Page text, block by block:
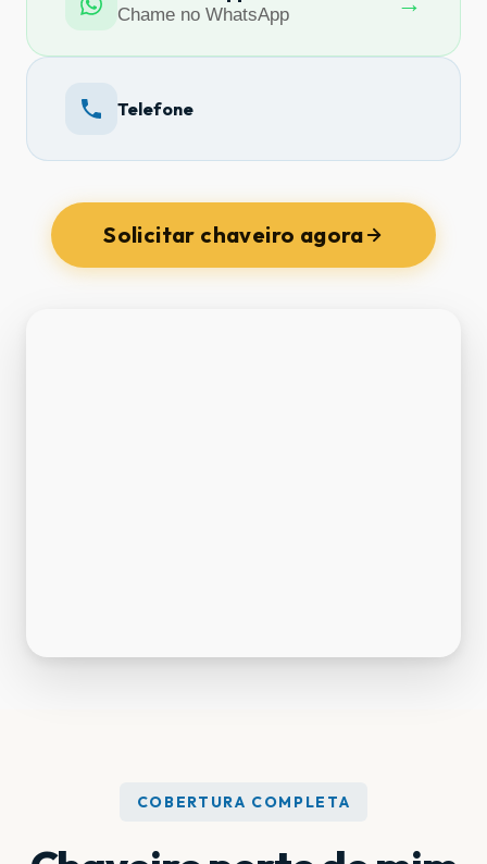
Chame no WhatsApp
Telefone
Solicitar chaveiro agora
COBERTURA COMPLETA